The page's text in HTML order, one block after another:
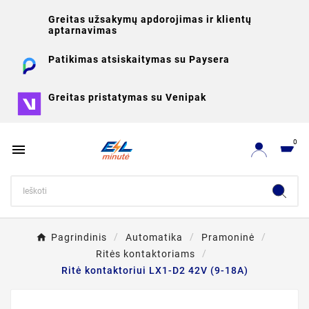
Greitas užsakymų apdorojimas ir klientų
aptarnavimas
Patikimas atsiskaitymas su Paysera
Greitas pristatymas su Venipak
 0
Pagrindinis Automatika
Pramoninė
Ritės kontaktoriams
Ritė kontaktoriui LX1-D2 42V (9-18A)